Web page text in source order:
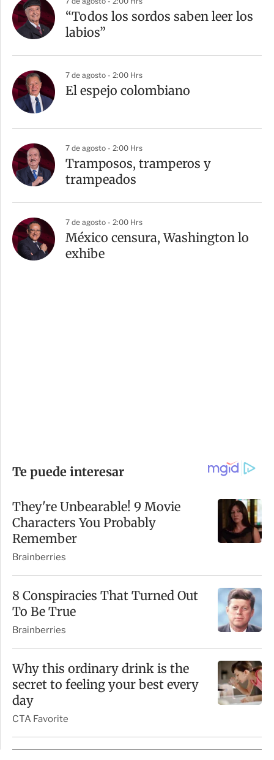
“Todos los sordos saben leer los
labios”
7 de agosto - 2:00 Hrs
El espejo colombiano
7 de agosto - 2:00 Hrs
Tramposos, tramperos y
trampeados
7 de agosto - 2:00 Hrs
México censura, Washington lo
exhibe